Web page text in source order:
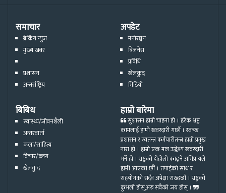
समाचार
ब्रेकिंग न्युज
मुख्य खबर
प्रशासन
अन्तर्राष्ट्रिय
अपडेट
मनोरञ्जन
बिजनेस
प्रविधि
खेलकुद
भिडियो
बिबिध
स्वास्थ्य/जीवनशैली
अन्तरवार्ता
कला/साहित्य
विचार/ब्लग
खेलकुद
हाम्रो बारेमा
सुशासन हाम्रो चाहना हो । हरेक भ्रष्ट्र
कामलाई हामी खवरदारी गर्छौ । स्वच्छ
प्रशासन र स्वतन्त्र कर्मचारीतन्त्र हाम्रो प्रमुख
नारा हो । हाम्रो एक मात्र उद्धेश्य खवरदारी
गर्ने हो । भ्रष्ट्रको दोहोलो काढ्ने अभिप्रायले
हामी आएका छौं । तपाईको साथ र
सहयोगको सदैव अपेक्षा राख्दछौं । भ्रष्ट्रको
कुभलो होस्,अरु सवैको जय होस् ।